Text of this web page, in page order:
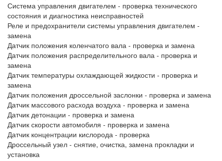
Система управления двигателем - проверка технического
состояния и диагностика неисправностей
Реле и предохранители системы управления двигателем -
замена
Датчик положения коленчатого вала - проверка и замена
Датчик положения распределительного вала - проверка и
замена
Датчик температуры охлаждающей жидкости - проверка и
замена
Датчик положения дроссельной заслонки - проверка и замена
Датчик массового расхода воздуха - проверка и замена
Датчик детонации - проверка и замена
Датчик скорости автомобиля - проверка и замена
Датчик концентрации кислорода - проверка
Дроссельный узел - снятие, очистка, замена прокладки и
установка